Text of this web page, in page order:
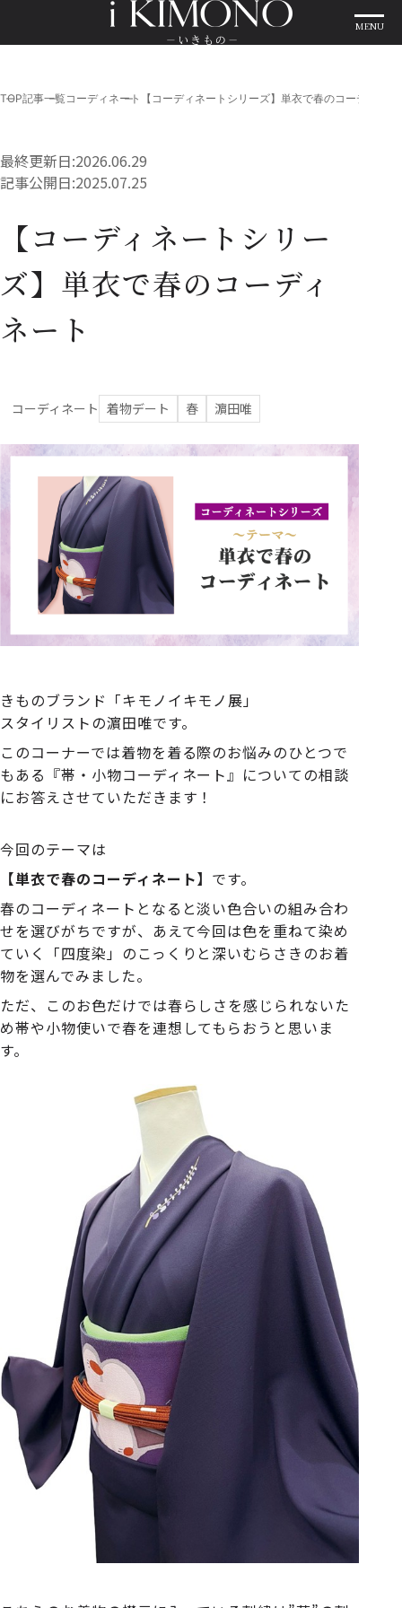
MENU
TOP記事一覧コーディネート 【コーディネートシリーズ】単衣で春のコーディネー
最終更新日:2026.06.29
記事公開日:2025.07.25
【コーディネートシリー
ズ】単衣で春のコーディ
ネート
コーディネート 着物デート 春 濵田唯
きものブランド「キモノイキモノ展」
スタイリストの濵田唯です。
このコーナーでは着物を着る際のお悩みのひとつで
もある『帯・小物コーディネート』についての相談
にお答えさせていただきます！
今回のテーマは
【単衣で春のコーディネート】 です。
春のコーディネートとなると淡い色合いの組み合わ
せを選びがちですが、あえて今回は色を重ねて染め
ていく「四度染」のこっくりと深いむらさきのお着
物を選んでみました。
ただ、このお色だけでは春らしさを感じられないた
め帯や小物使いで春を連想してもらおうと思いま
す。